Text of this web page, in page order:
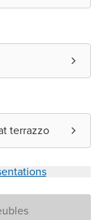
terrazzo